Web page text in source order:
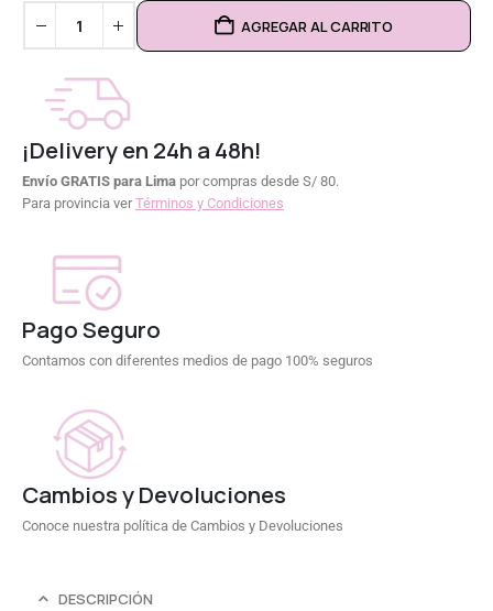
AGREGAR AL CARRITO
¡Delivery en 24h a 48h!
Envío GRATIS para Lima por compras desde S/ 80.
Para provincia verTérminos y Condiciones
Pago Seguro
Contamos con diferentes medios de pago 100% seguros
Cambios y Devoluciones
Conoce nuestra política de Cambios y Devoluciones
DESCRIPCIÓN